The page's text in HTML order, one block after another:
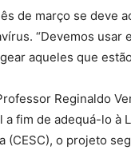
de março se deve
“Devemos usar
aqueles que
Reginaldo
fim de adequá-lo à
(CESC), o projeto